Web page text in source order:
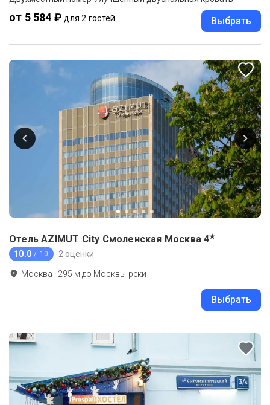
от 5 584 ₽ для 2 гостей Выбрать
Отель AZIMUT City Смоленская Москва 4★
10.0 / 10 2 оценки
Москва · 295 м до Москвы-реки
Выбрать